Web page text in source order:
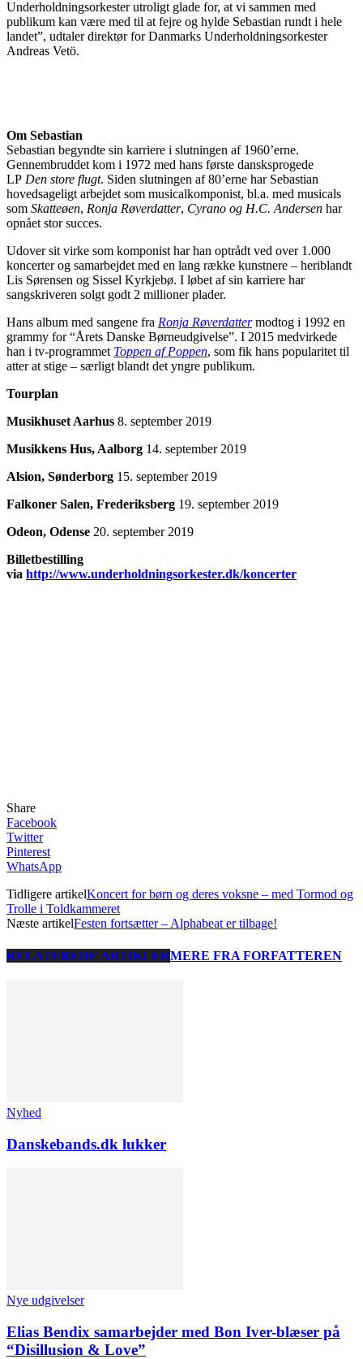
Underholdningsorkester utroligt glade for, at vi sammen med
publikum kan være med til at fejre og hylde Sebastian rundt i hele
landet”, udtaler direktør for Danmarks Underholdningsorkester
Andreas Vetö.
Om Sebastian
Sebastian begyndte sin karriere i slutningen af 1960’erne.
Gennembruddet kom i 1972 med hans første dansksprogede
LP Den store flugt. Siden slutningen af 80’erne har Sebastian
hovedsageligt arbejdet som musicalkomponist, bl.a. med musicals
som Skatteøen, Ronja Røverdatter, Cyrano og H.C. Andersen har
opnået stor succes.
Udover sit virke som komponist har han optrådt ved over 1.000
koncerter og samarbejdet med en lang række kunstnere – heriblandt
Lis Sørensen og Sissel Kyrkjebø. I løbet af sin karriere har
sangskriveren solgt godt 2 millioner plader.
Hans album med sangene fra Ronja Røverdattermodtog i 1992 en
grammy for “Årets Danske Børneudgivelse”. I 2015 medvirkede
han i tv-programmet Toppen af Poppen, som fik hans popularitet til
atter at stige – særligt blandt det yngre publikum.
Tourplan
Musikhuset Aarhus 8. september 2019
Musikkens Hus, Aalborg 14. september 2019
Alsion, Sønderborg 15. september 2019
Falkoner Salen, Frederiksberg 19. september 2019
Odeon, Odense 20. september 2019
Billetbestilling
via http://www.underholdningsorkester.dk/koncerter
Share
Facebook
Twitter
Pinterest
WhatsApp
Tidligere artikelKoncert for børn og deres voksne – med Tormod og
Trolle i Toldkammeret
Næste artikelFesten fortsætter – Alphabeat er tilbage!
RELATEREDE ARTIKLERMERE FRA FORFATTEREN
Nyhed
Danskebands.dk lukker
Nye udgivelser
Elias Bendix samarbejder med Bon Iver-blæser på
“Disillusion & Love”